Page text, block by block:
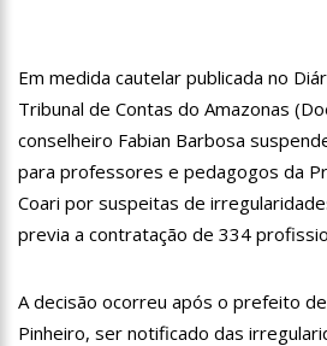
13:31 A Vitória Do
09:04 BOMBA! Pastor é coagido por
adesivar seu veículo com candidatos
15:00 Com a família, Israel Carvalho
neste 07 de
Hissa Abrahão é recebido por
23:40 Hissa Abrahão critica decisão de
de enfermeiros
Em medida cautelar publicada no
Tribunal de Contas do Amazonas
conselheiro Fabian Barbosa
para professores e pedagogos da
Coari por suspeitas de
previa a contratação de 334
A decisão ocorreu após o prefeito
Pinheiro, ser notificado das